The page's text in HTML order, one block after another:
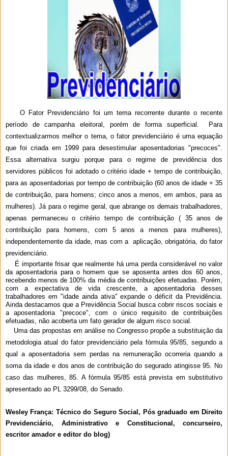
O Fator Previdenciário foi um tema recorrente durante o recente
período de campanha eleitoral, porém de forma superficial. Para
contextualizarmos melhor o tema, o fator previdenciário é uma equação
que foi criada em 1999 para desestimular aposentadorias "precoces".
Essa alternativa surgiu porque para o regime de previdência dos
servidores públicos foi adotado o critério idade + tempo de contribuição,
para as aposentadorias por tempo de contribuição (60 anos de idade + 35
de contribuição, para homens; cinco anos a menos, em ambos, para as
mulheres). Já para o regime geral, que abrange os demais trabalhadores,
apenas permaneceu o critério tempo de contribuição ( 35 anos de
contribuição para homens, com 5 anos a menos para mulheres),
independentemente da idade, mas com a aplicação, obrigatória, do fator
previdenciário.
É importante frisar que realmente há uma perda considerável no valor
da aposentadoria para o homem que se aposenta antes dos 60 anos,
recebendo menos de 100% da média de contribuições efetuadas. Porém,
com a expectativa de vida crescente, a aposentadoria desses
trabalhadores em "idade ainda ativa" expande o déficit da Previdência.
Ainda destacamos que a Previdência Social busca cobrir riscos sociais e
a aposentadoria "precoce", com o único requisito de contribuições
efetuadas, não acoberta um fato gerador de algum risco social.
Uma das propostas em análise no Congresso propõe a substituição da
metodologia atual do fator previdenciário pela fórmula 95/85, segundo a
qual a aposentadoria sem perdas na remuneração ocorreria quando a
soma da idade e dos anos de contribuição do segurado atingisse 95. No
caso das mulheres, 85. A fórmula 95/85 está prevista em substitutivo
apresentado ao PL 3299/08, do Senado.
Wesley França: Técnico do Seguro Social, Pós graduado em Direito
Previdenciário, Administrativo e Constitucional, concurseiro,
escritor amador e editor do blog)